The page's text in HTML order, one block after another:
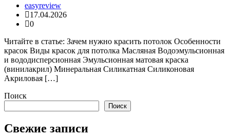
easyreview
17.04.2026
0
Читайте в статье: Зачем нужно красить потолок Особенности
красок Виды красок для потолка Масляная Водоэмульсионная
и вододисперсионная Эмульсионная матовая краска
(винилакрил) Минеральная Силикатная Силиконовая
Акриловая […]
Поиск
Поиск
Свежие записи